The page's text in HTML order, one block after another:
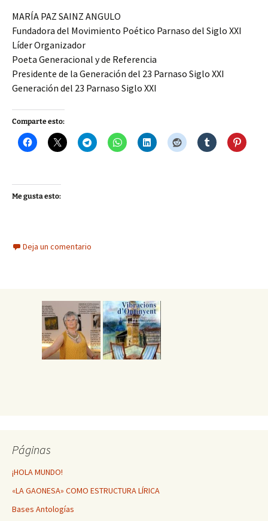
MARÍA PAZ SAINZ ANGULO
Fundadora del Movimiento Poético Parnaso del Siglo XXI
Líder Organizador
Poeta Generacional y de Referencia
Presidente de la Generación del 23 Parnaso Siglo XXI
Generación del 23 Parnaso Siglo XXI
Comparte esto:
Me gusta esto:
Deja un comentario
Páginas
¡HOLA MUNDO!
«LA GAONESA» COMO ESTRUCTURA LÍRICA
Bases Antologías